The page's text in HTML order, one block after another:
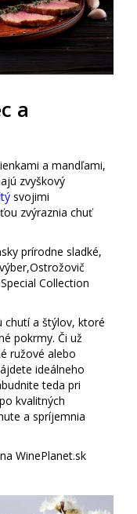
a
a mandľami,
zvyškový
svojimi
zvýraznia chuť
prírodne sladké,
Collection
chutí a štýlov, ktoré
pokrmy. Či už
ružové alebo
ideálneho
teda pri
kvalitných
a spríjemnia
WinePlanet.sk